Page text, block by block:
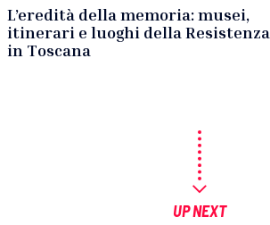
L’eredità della memoria: musei,
itinerari e luoghi della Resistenza
in Toscana
UP NEXT